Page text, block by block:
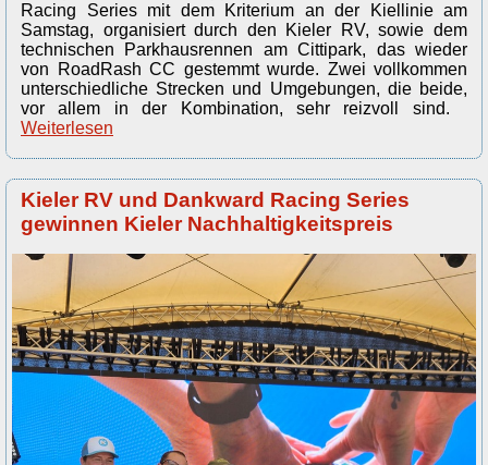
Racing Series mit dem Kriterium an der Kiellinie am
Samstag, organisiert durch den Kieler RV, sowie dem
technischen Parkhausrennen am Cittipark, das wieder
von RoadRash CC gestemmt wurde. Zwei vollkommen
unterschiedliche Strecken und Umgebungen, die beide,
vor allem in der Kombination, sehr reizvoll sind.
Weiterlesen
Kieler RV und Dankward Racing Series
gewinnen Kieler Nachhaltigkeitspreis